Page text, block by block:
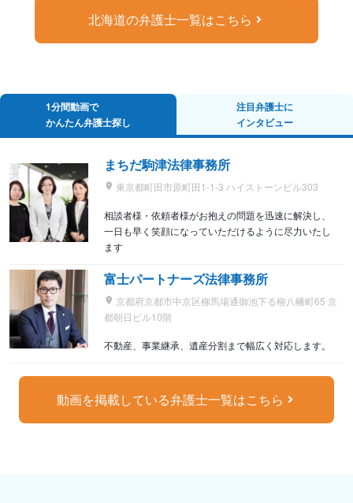
北海道の弁護士一覧はこちら
1分間動画で
かんたん弁護士探し
注目弁護士に
インタビュー
まちだ駒津法律事務所
東京都町田市原町田1-1-3 ハイストーンビル303
相談者様・依頼者様がお抱えの問題を迅速に解決し、
一日も早く笑顔になっていただけるように尽力いたし
ます
富士パートナーズ法律事務所
京都府京都市中京区柳馬場通御池下る柳八幡町65 京
都朝日ビル10階
不動産、事業継承、遺産分割まで幅広く対応します。
動画を掲載している弁護士一覧はこちら